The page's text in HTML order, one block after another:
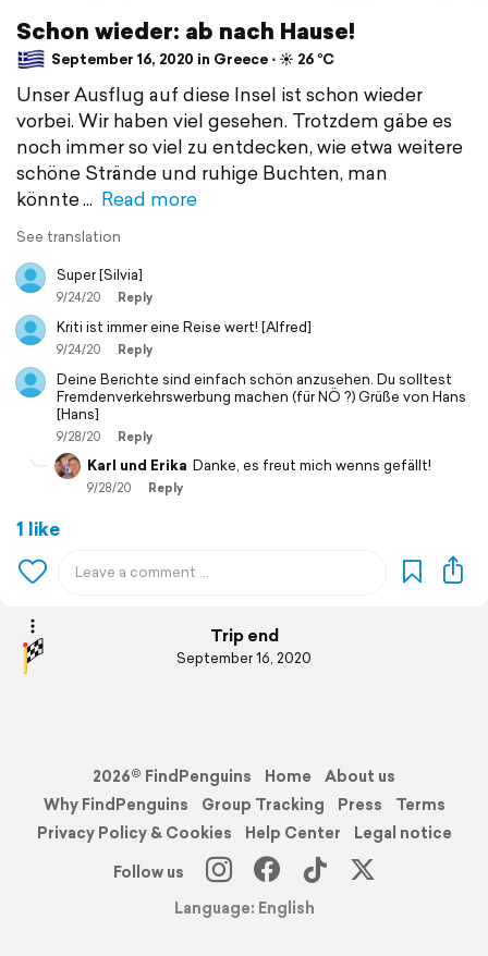
Schon wieder: ab nach Hause!
September 16, 2020 in Greece ⋅ ☀️ 26 °C
Unser Ausflug auf diese Insel ist schon wieder
vorbei. Wir haben viel gesehen. Trotzdem gäbe es
noch immer so viel zu entdecken, wie etwa weitere
schöne Strände und ruhige Buchten, man
könnte
Read more
See translation
Super [Silvia]
9/24/20 Reply
Kriti ist immer eine Reise wert! [Alfred]
9/24/20 Reply
Deine Berichte sind einfach schön anzusehen. Du solltest
Fremdenverkehrswerbung machen (für NÖ ?) Grüße von Hans
[Hans]
9/28/20 Reply
Karl und Erika Danke, es freut mich wenns gefällt!
9/28/20 Reply
1 like
Trip end
September 16, 2020
2026© FindPenguins Home
About us
Why FindPenguins
Group Tracking Press
Terms
Privacy Policy & Cookies
Help Center
Legal notice
Follow us
Language: English